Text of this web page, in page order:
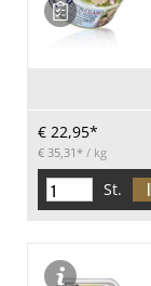
€ 22,95*
€ 35,31* / kg
St.